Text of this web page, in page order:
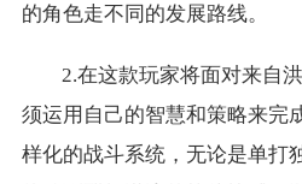
的角色走不同的发展路线。
2.在这款玩家将面对来自
须运用自己的智慧和策略来完
样化的战斗系统，无论是单打